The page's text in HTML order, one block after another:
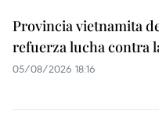
Provincia vietnamita
refuerza lucha contra
05/08/2026 18:16